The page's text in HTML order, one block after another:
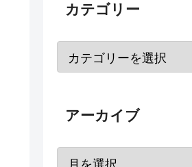
カテゴリー
アーカイブ